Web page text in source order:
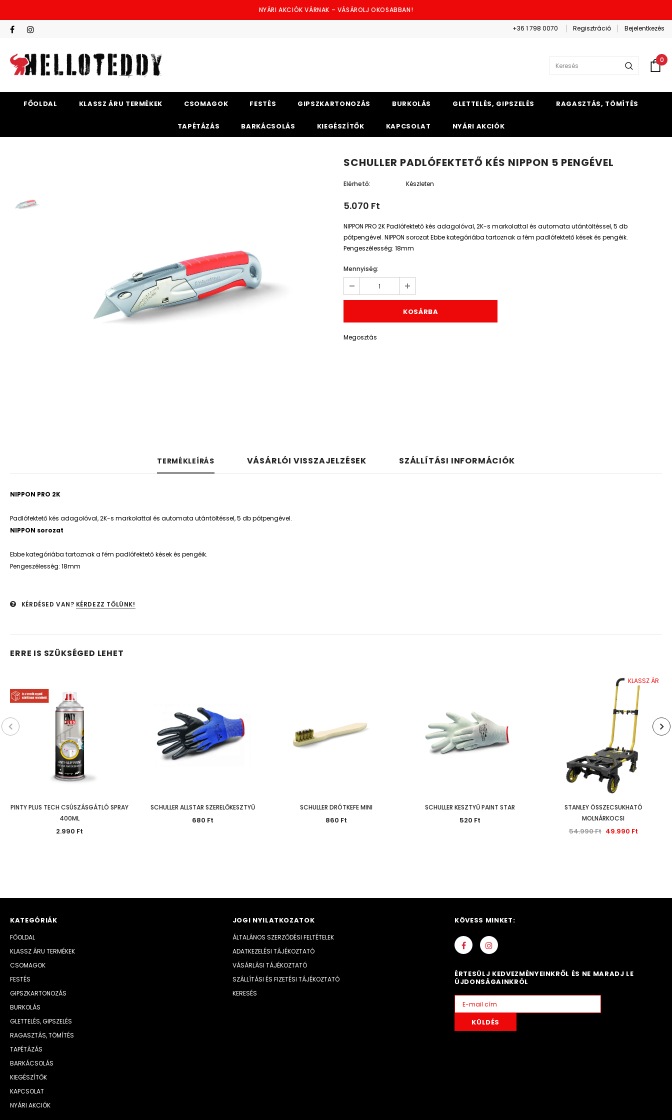
NYÁRI AKCIÓK VÁRNAK – VÁSÁROLJ OKOSABBAN!
+36 1 798 0070 Regisztráció Bejelentkezés
0
FŐOLDAL KLASSZ ÁRU TERMÉKEK CSOMAGOK FESTÉS GIPSZKARTONOZÁS BURKOLÁS GLETTELÉS, GIPSZELÉS RAGASZTÁS, TÖMÍTÉS
TAPÉTÁZÁS BARKÁCSOLÁS KIEGÉSZÍTŐK KAPCSOLAT NYÁRI AKCIÓK
SCHULLER PADLÓFEKTETŐ KÉS NIPPON 5 PENGÉVEL
Elérhető: Készleten
5.070 Ft
NIPPON PRO 2K Padlófektető kés adagolóval, 2K-s markolattal és automata utántöltéssel, 5 db
pótpengével. NIPPON sorozat Ebbe kategóriába tartoznak a fém padlófektető kések és pengéik.
Pengeszélesség: 18mm
Mennyiség:
Megosztás
TERMÉKLEÍRÁS VÁSÁRLÓI VISSZAJELZÉSEK SZÁLLÍTÁSI INFORMÁCIÓK
NIPPON PRO 2K
Padlófektető kés adagolóval, 2K-s markolattal és automata utántöltéssel, 5 db pótpengével.
NIPPON sorozat
Ebbe kategóriába tartoznak a fém padlófektető kések és pengéik.
Pengeszélesség: 18mm
KÉRDÉSED VAN? KÉRDEZZ TŐLÜNK!
ERRE IS SZÜKSÉGED LEHET
PINTY PLUS TECH CSÚSZÁSGÁTLÓ SPRAY
400ML
2.990 Ft
SCHULLER ALLSTAR SZERELŐKESZTYŰ
680 Ft
SCHULLER DRÓTKEFE MINI
860 Ft
SCHULLER KESZTYŰ PAINT STAR
520 Ft
KLASSZ ÁR
STANLEY ÖSSZECSUKHATÓ
MOLNÁRKOCSI
54.990 Ft 49.990 Ft
KATEGÓRIÁK
FŐOLDAL
KLASSZ ÁRU TERMÉKEK
CSOMAGOK
FESTÉS
GIPSZKARTONOZÁS
BURKOLÁS
GLETTELÉS, GIPSZELÉS
RAGASZTÁS, TÖMÍTÉS
TAPÉTÁZÁS
BARKÁCSOLÁS
KIEGÉSZÍTŐK
KAPCSOLAT
NYÁRI AKCIÓK
JOGI NYILATKOZATOK
ÁLTALÁNOS SZERZŐDÉSI FELTÉTELEK
ADATKEZELÉSI TÁJÉKOZTATÓ
VÁSÁRLÁSI TÁJÉKOZTATÓ
SZÁLLÍTÁSI ÉS FIZETÉSI TÁJÉKOZTATÓ
KERESÉS
KÖVESS MINKET:
ÉRTESÜLJ KEDVEZMÉNYEINKRŐL ÉS NE MARADJ LE
ÚJDONSÁGAINKRÓL